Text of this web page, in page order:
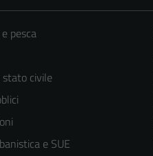
pesca
civile
e SUE